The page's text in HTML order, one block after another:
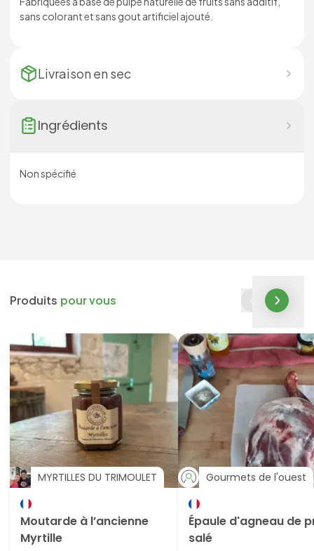
sans colorant et sans gout artificiel ajouté.
Livraison en sec
Ingrédients
Non spécifié
Produits pour vous
MYRTILLES DU TRIMOULET
Moutarde à l’ancienne
Myrtille
Gourmets de l'ouest
Épaule d'agneau de
salé